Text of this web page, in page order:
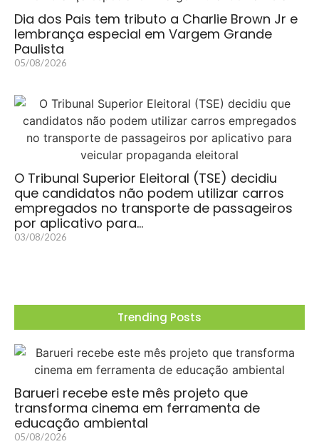
Dia dos Pais tem tributo a Charlie Brown Jr e
lembrança especial em Vargem Grande
Paulista
05/08/2026
O Tribunal Superior Eleitoral (TSE) decidiu
que candidatos não podem utilizar carros
empregados no transporte de passageiros
por aplicativo para…
03/08/2026
Trending Posts
Barueri recebe este mês projeto que
transforma cinema em ferramenta de
educação ambiental
05/08/2026